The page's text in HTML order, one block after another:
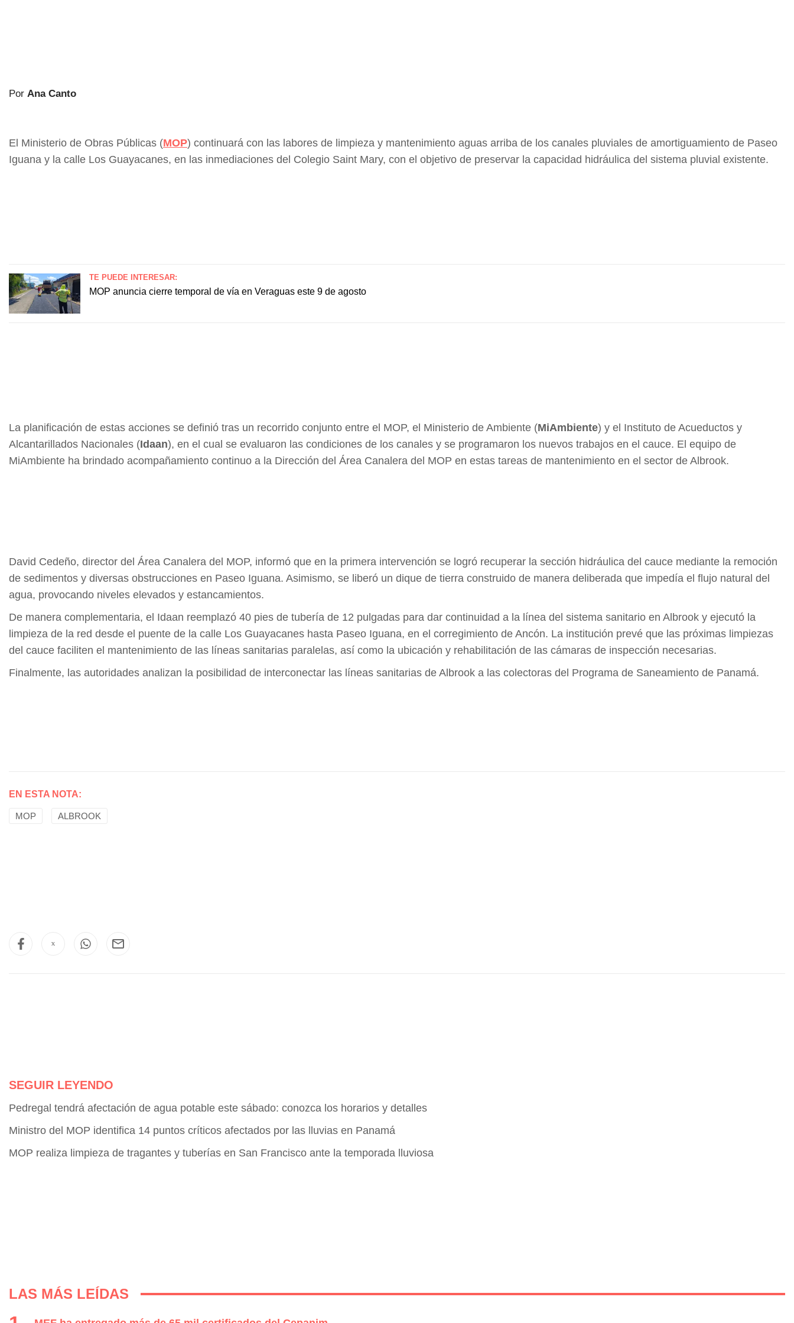
Por Ana Canto
El Ministerio de Obras Públicas (MOP) continuará con las labores de limpieza y mantenimiento aguas arriba de los canales pluviales de amortiguamiento de Paseo
Iguana y la calle Los Guayacanes, en las inmediaciones del Colegio Saint Mary, con el objetivo de preservar la capacidad hidráulica del sistema pluvial existente.
TE PUEDE INTERESAR:
MOP anuncia cierre temporal de vía en Veraguas este 9 de agosto
La planificación de estas acciones se definió tras un recorrido conjunto entre el MOP, el Ministerio de Ambiente (MiAmbiente) y el Instituto de Acueductos y
Alcantarillados Nacionales (Idaan), en el cual se evaluaron las condiciones de los canales y se programaron los nuevos trabajos en el cauce. El equipo de
MiAmbiente ha brindado acompañamiento continuo a la Dirección del Área Canalera del MOP en estas tareas de mantenimiento en el sector de Albrook.
David Cedeño, director del Área Canalera del MOP, informó que en la primera intervención se logró recuperar la sección hidráulica del cauce mediante la remoción
de sedimentos y diversas obstrucciones en Paseo Iguana. Asimismo, se liberó un dique de tierra construido de manera deliberada que impedía el flujo natural del
agua, provocando niveles elevados y estancamientos.
De manera complementaria, el Idaan reemplazó 40 pies de tubería de 12 pulgadas para dar continuidad a la línea del sistema sanitario en Albrook y ejecutó la
limpieza de la red desde el puente de la calle Los Guayacanes hasta Paseo Iguana, en el corregimiento de Ancón. La institución prevé que las próximas limpiezas
del cauce faciliten el mantenimiento de las líneas sanitarias paralelas, así como la ubicación y rehabilitación de las cámaras de inspección necesarias.
Finalmente, las autoridades analizan la posibilidad de interconectar las líneas sanitarias de Albrook a las colectoras del Programa de Saneamiento de Panamá.
EN ESTA NOTA:
MOP ALBROOK
SEGUIR LEYENDO
Pedregal tendrá afectación de agua potable este sábado: conozca los horarios y detalles
Ministro del MOP identifica 14 puntos críticos afectados por las lluvias en Panamá
MOP realiza limpieza de tragantes y tuberías en San Francisco ante la temporada lluviosa
LAS MÁS LEÍDAS